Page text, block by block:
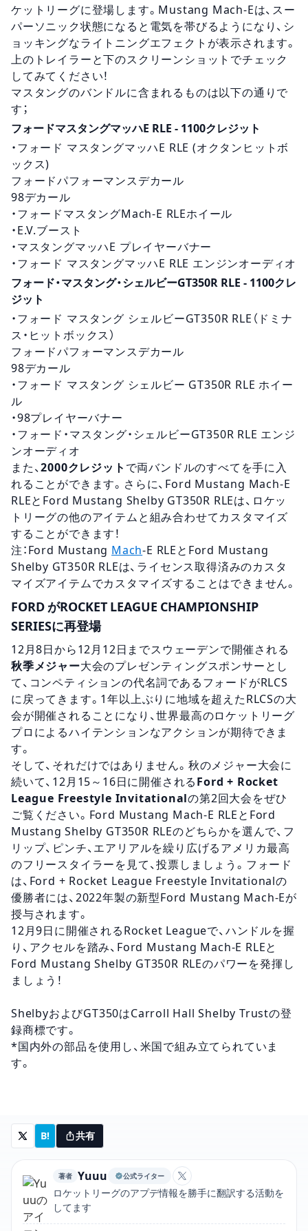
ケットリーグに登場します。Mustang Mach-Eは、スー
パーソニック状態になると電気を帯びるようになり、シ
ョッキングなライトニングエフェクトが表示されます。
上のトレイラーと下のスクリーンショットでチェック
してみてください！
マスタングのバンドルに含まれるものは以下の通りで
す；
フォードマスタングマッハE RLE - 1100クレジット
・フォード マスタングマッハE RLE (オクタンヒットボ
ックス)
フォードパフォーマンスデカール
98デカール
・フォードマスタングMach-E RLEホイール
・E.V.ブースト
・マスタングマッハE プレイヤーバナー
・フォード マスタングマッハE RLE エンジンオーディオ
フォード・マスタング・シェルビーGT350R RLE - 1100クレ
ジット
・フォード マスタング シェルビーGT350R RLE（ドミナ
ス・ヒットボックス）
フォードパフォーマンスデカール
98デカール
・フォード マスタング シェルビー GT350R RLE ホイー
ル
・98プレイヤーバナー
・フォード・マスタング・シェルビーGT350R RLE エンジ
ンオーディオ
また、2000クレジット で両バンドルのすべてを手に入
れることができます。さらに、Ford Mustang Mach-E
RLEとFord Mustang Shelby GT350R RLEは、ロケッ
トリーグの他のアイテムと組み合わせてカスタマイズ
することができます！
注：Ford Mustang Mach-E RLEとFord Mustang
Shelby GT350R RLEは、ライセンス取得済みのカスタ
マイズアイテムでカスタマイズすることはできません。
FORD がROCKET LEAGUE CHAMPIONSHIP
SERIESに再登場
12月8日から12月12日までスウェーデンで開催される
秋季メジャー大会のプレゼンティングスポンサーとし
て、コンペティションの代名詞であるフォードがRLCS
に戻ってきます。1年以上ぶりに地域を超えたRLCSの大
会が開催されることになり、世界最高のロケットリーグ
プロによるハイテンションなアクションが期待できま
す。
そして、それだけではありません。秋のメジャー大会に
続いて、12月15～16日に開催される Ford + Rocket
League Freestyle Invitationalの第2回大会をぜひ
ご覧ください。Ford Mustang Mach-E RLEとFord
Mustang Shelby GT350R RLEのどちらかを選んで、フ
リップ、ピンチ、エアリアルを繰り広げるアメリカ最高
のフリースタイラーを見て、投票しましょう。フォード
は、Ford + Rocket League Freestyle Invitationalの
優勝者には、2022年製の新型Ford Mustang Mach-Eが
授与されます。
12月9日に開催されるRocket Leagueで、ハンドルを握
り、アクセルを踏み、Ford Mustang Mach-E RLEと
Ford Mustang Shelby GT350R RLEのパワーを発揮し
ましょう！
ShelbyおよびGT350はCarroll Hall Shelby Trustの登
録商標です。
*国内外の部品を使用し、米国で組み立てられていま
す。
B! 共有
著者 Yuuu 公式ライター
YuuuのXアカウントリン
ロケットリーグのアプデ情報を勝手に翻訳する活動を
してます